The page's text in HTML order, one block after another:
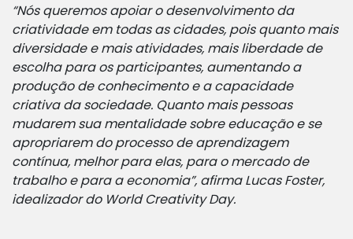
“Nós queremos apoiar o desenvolvimento da
criatividade em todas as cidades, pois quanto mais
diversidade e mais atividades, mais liberdade de
escolha para os participantes, aumentando a
produção de conhecimento e a capacidade
criativa da sociedade. Quanto mais pessoas
mudarem sua mentalidade sobre educação e se
apropriarem do processo de aprendizagem
contínua, melhor para elas, para o mercado de
trabalho e para a economia”, afirma Lucas Foster,
idealizador do World Creativity Day.